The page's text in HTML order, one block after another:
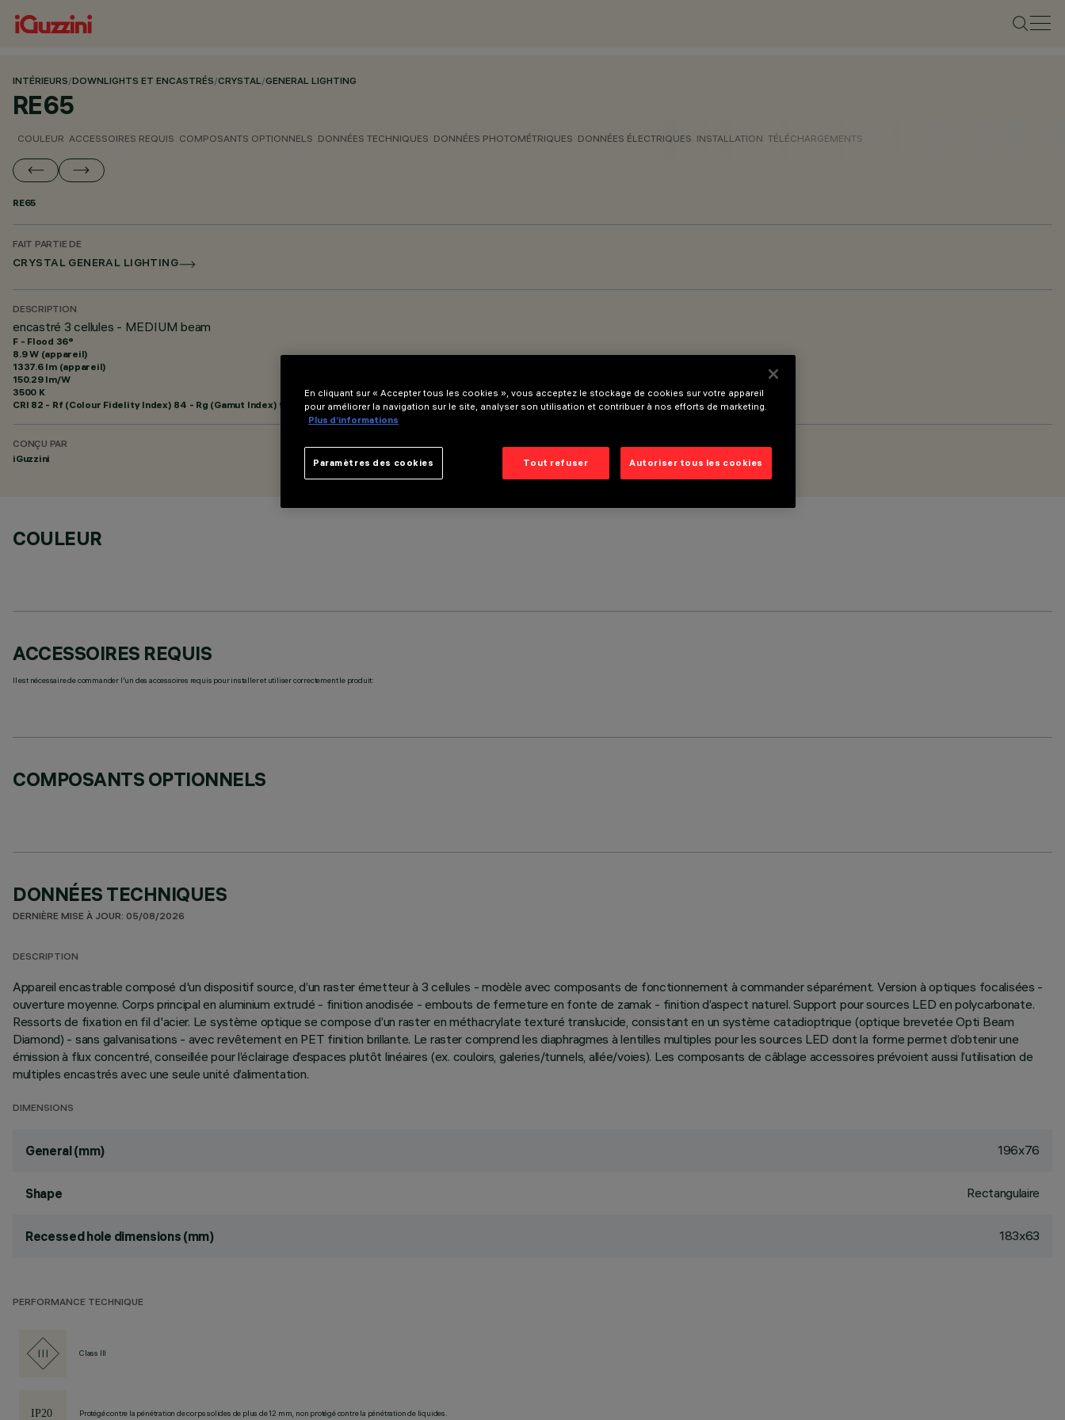
INTÉRIEURS/DOWNLIGHTS ET ENCASTRÉS/CRYSTAL/GENERAL LIGHTING
RE65
COULEUR ACCESSOIRES REQUIS COMPOSANTS OPTIONNELS DONNÉES TECHNIQUES DONNÉES PHOTOMÉTRIQUES DONNÉES ÉLECTRIQUES INSTALLATION TÉLÉCHARGEMENTS
RE65
FAIT PARTIE DE
CRYSTAL GENERAL LIGHTING
DESCRIPTION
encastré 3 cellules - MEDIUM beam
F - Flood 36°
8.9 W (appareil)
1337.6 lm (appareil)
150.29 lm/W
3500 K
CRI 82 - Rf (Colour Fidelity Index) 84 - Rg (Gamut Index) 94
CONÇU PAR
iGuzzini
COULEUR
ACCESSOIRES REQUIS
Il est nécessaire de commander l'un des accessoires requis pour installer et utiliser correctement le produit:
COMPOSANTS OPTIONNELS
DONNÉES TECHNIQUES
DERNIÈRE MISE À JOUR: 05/08/2026
DESCRIPTION
Appareil encastrable composé d'un dispositif source, d’un raster émetteur à 3 cellules - modèle avec composants de fonctionnement à commander séparément. Version à optiques focalisées -
ouverture moyenne. Corps principal en aluminium extrudé - finition anodisée - embouts de fermeture en fonte de zamak - finition d’aspect naturel. Support pour sources LED en polycarbonate.
Ressorts de fixation en fil d'acier. Le système optique se compose d’un raster en méthacrylate texturé translucide, consistant en un système catadioptrique (optique brevetée Opti Beam
Diamond) - sans galvanisations - avec revêtement en PET finition brillante. Le raster comprend les diaphragmes à lentilles multiples pour les sources LED dont la forme permet d’obtenir une
émission à flux concentré, conseillée pour l’éclairage d’espaces plutôt linéaires (ex. couloirs, galeries/tunnels, allée/voies). Les composants de câblage accessoires prévoient aussi l’utilisation de
multiples encastrés avec une seule unité d’alimentation.
DIMENSIONS
General (mm) 196x76
Shape Rectangulaire
Recessed hole dimensions (mm) 183x63
PERFORMANCE TECHNIQUE
Class III
Protégé contre la pénétration de corps solides de plus de 12 mm, non protégé contre la pénétration de liquides.
En cliquant sur « Accepter tous les cookies », vous acceptez le stockage de cookies sur votre appareil
pour améliorer la navigation sur le site, analyser son utilisation et contribuer à nos efforts de marketing.
Plus d’informations
Tout refuser Autoriser tous les cookies
Paramètres des cookies